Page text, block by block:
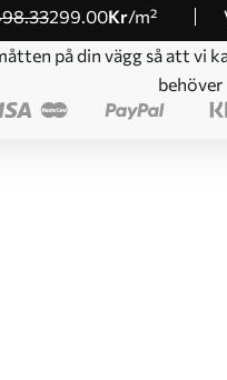
.33299.00Kr/m²
på din vägg så att vi
behöver